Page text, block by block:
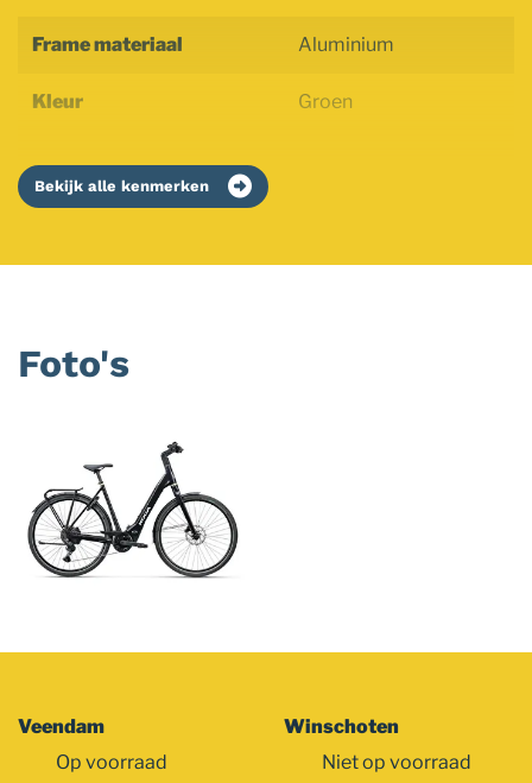
Frame materiaal Aluminium
Kleur Groen
Bekijk alle kenmerken
Foto's
Veendam
Op voorraad
Winschoten
Niet op voorraad